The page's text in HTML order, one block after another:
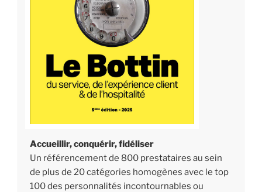
Accueillir, conquérir, fidéliser
Un référencement de 800 prestataires au sein
de plus de 20 catégories homogènes avec le top
100 des personnalités incontournables ou